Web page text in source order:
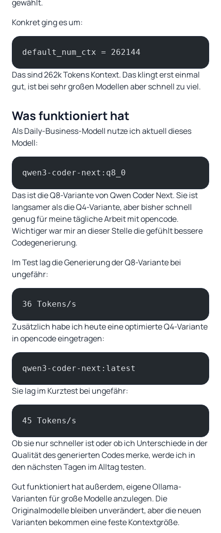
gewählt.
Konkret ging es um:
default_num_ctx = 262144
Das sind 262k Tokens Kontext. Das klingt erst einmal
gut, ist bei sehr großen Modellen aber schnell zu viel.
Was funktioniert hat
Als Daily-Business-Modell nutze ich aktuell dieses
Modell:
qwen3-coder-next:q8_0
Das ist die Q8-Variante von Qwen Coder Next. Sie ist
langsamer als die Q4-Variante, aber bisher schnell
genug für meine tägliche Arbeit mit opencode.
Wichtiger war mir an dieser Stelle die gefühlt bessere
Codegenerierung.
Im Test lag die Generierung der Q8-Variante bei
ungefähr:
36 Tokens/s
Zusätzlich habe ich heute eine optimierte Q4-Variante
in opencode eingetragen:
qwen3-coder-next:latest
Sie lag im Kurztest bei ungefähr:
45 Tokens/s
Ob sie nur schneller ist oder ob ich Unterschiede in der
Qualität des generierten Codes merke, werde ich in
den nächsten Tagen im Alltag testen.
Gut funktioniert hat außerdem, eigene Ollama-
Varianten für große Modelle anzulegen. Die
Originalmodelle bleiben unverändert, aber die neuen
Varianten bekommen eine feste Kontextgröße.